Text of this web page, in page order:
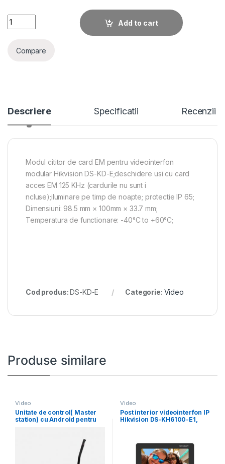
Modul cititor de card EM pentru videointerfon modular
Add to cart
Compare
Descriere Specificatii Recenzii
Modul cititor de card EM pentru videointerfon
modular Hikvision DS-KD-E;deschidere usi cu card
acces EM 125 KHz (cardurile nu sunt i
ncluse);iluminare pe timp de noapte; protectie IP 65;
Dimensiuni: 98.5 mm × 100mm × 33.7 mm;
Temperatura de functionare: -40°C to +60°C;
Cod produs:DS-KD-E Categorie: Video
Produse similare
Video
Unitate de control( Master
station) cu Android pentru
Video
Post interior videointerfon IP
Hikvision DS-KH6100-E1,